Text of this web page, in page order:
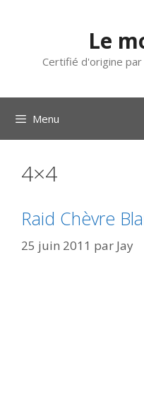
Le
Certifié d'origine
Menu
4×4
Raid Chèvre
25 juin 2011 par Jay